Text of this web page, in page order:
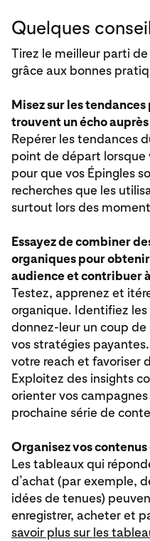
Quelques
Tirez le meilleur parti
grâce aux bonnes
Misez sur les
trouvent un écho
Repérer les tendances
point de départ lorsque
pour que vos Épingles
recherches que les
surtout lors des
Essayez de combiner
organiques pour
audience et contribuer
Testez, apprenez et
organique. Identifiez
donnez-leur un coup
vos stratégies
votre reach et favoriser
Exploitez des insights
orienter vos
prochaine série de
Organisez vos
Les tableaux qui
d’achat (par exemple,
idées de tenues)
enregistrer, acheter et
savoir plus sur les